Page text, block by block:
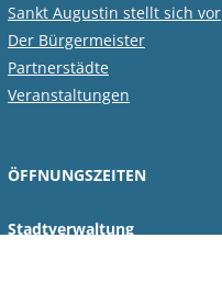
Sankt Augustin stellt sich vor
Der Bürgermeister
Partnerstädte
Veranstaltungen
ÖFFNUNGSZEITEN
Stadtverwaltung